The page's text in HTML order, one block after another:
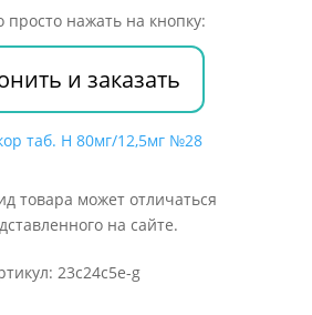
нажать на кнопку:
и заказать
товара может отличаться
на сайте.
23c24c5e-g